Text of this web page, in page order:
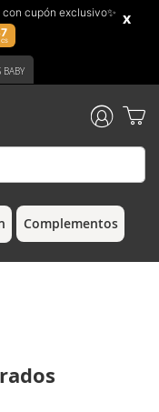
con cupón exclusivo✨ x
BABY
Complementos